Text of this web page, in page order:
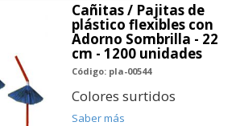
Cañitas / Pajitas de
plástico flexibles con
Adorno Sombrilla - 22
cm - 1200 unidades
Código: pla-00544
Colores surtidos
Saber más